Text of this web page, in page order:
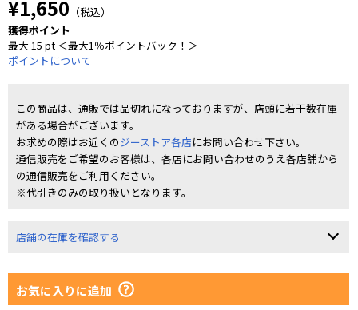
¥1,650 （税込）
獲得ポイント
最大 15 pt ＜最大1％ポイントバック！＞
ポイントについて
この商品は、通販では品切れになっておりますが、店頭に若干数在庫
がある場合がございます。
お求めの際はお近くのジーストア各店にお問い合わせ下さい。
通信販売をご希望のお客様は、各店にお問い合わせのうえ各店舗から
の通信販売をご利用ください。
※代引きのみの取り扱いとなります。
店舗の在庫を確認する
お気に入りに追加